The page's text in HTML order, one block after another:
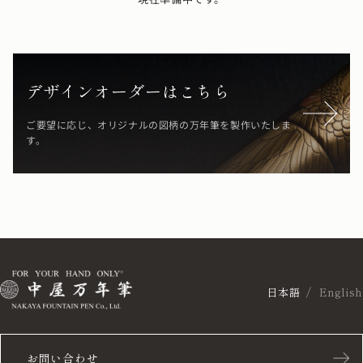
デザインオーダーはこちら
ご要望に応じ、オリジナルの図柄の万年筆を製作いたしま
す。
お問い合わせ
日本語 English